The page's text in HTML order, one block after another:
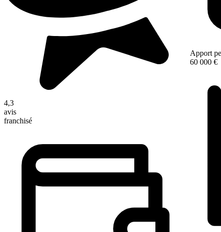
4,3
avis
franchisé
Apport
60 000 €